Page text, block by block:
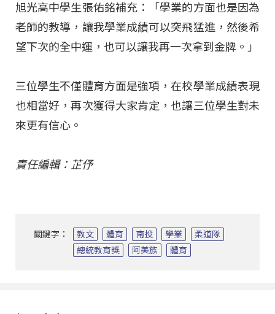
旭光高中學生張佑銘補充：「學業的方面也是因為
老師的教導，讓我學業成績可以突飛猛進，然後希
望下次的全中運，也可以讓我再一次拿到金牌。」
三位學生不僅體育方面是強項，在校學業成績表現
也相當好，再次獲得大家肯定，也讓三位學生對未
來更有信心。
責任編輯：芷伃
關鍵字： 教文 體育 南投 學業
柔道隊
總統教育獎
阿美族 體育